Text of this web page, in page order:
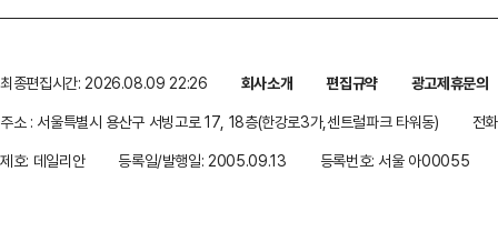
최종편집시간: 2026.08.09 22:26 회사소개 편집규약
광고제휴문의
주소 : 서울특별시 용산구 서빙고로 17, 18층(한강로3가,센트럴파크 타워동)
전
제호: 데일리안
등록일/발행일: 2005.09.13 등록번호: 서울 아00055